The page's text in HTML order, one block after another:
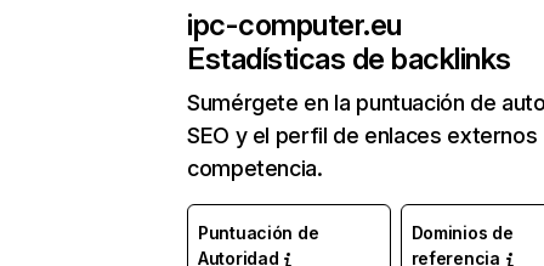
ipc-computer.eu
Estadísticas de backlinks
Sumérgete en la puntuación de
SEO y el perfil de enlaces externos
competencia.
Puntuación de
Autoridad
Dominios de
referencia